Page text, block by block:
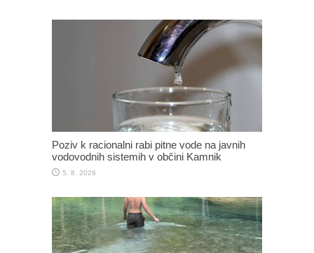
Poziv k racionalni rabi pitne vode na javnih
vodovodnih sistemih v občini Kamnik
5. 8. 2026